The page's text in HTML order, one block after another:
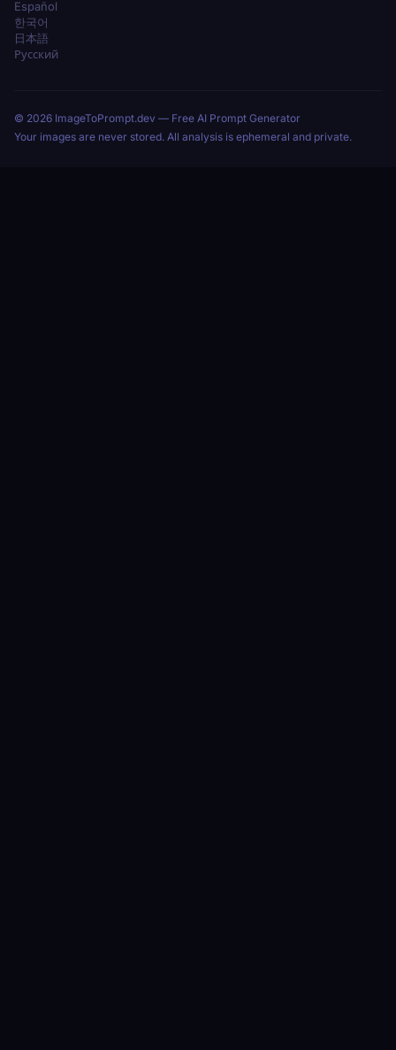
Español
한국어
日本語
Русский
© 2026 ImageToPrompt.dev — Free AI Prompt Generator
Your images are never stored. All analysis is ephemeral and private.